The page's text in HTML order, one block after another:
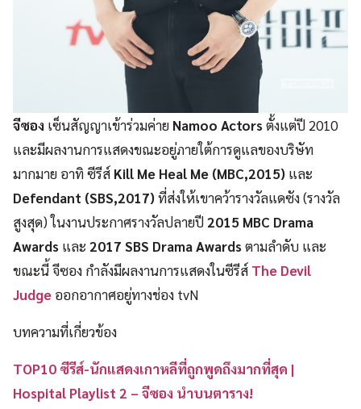
จีซอง เซ็นสัญญาเข้าร่วมค่าย Namoo Actorsตั้งแต่ปี 2010
และมีผลงานการแสดงขณะอยู่ภายใต้การดูแลของบริษัท
มากมาย อาทิ ซีรีส์ Kill Me Heal Me (MBC,2015) และ
Defendant (SBS,2017)ที่ส่งให้เขาคว้ารางวัลแดซัง (รางวัล
สูงสุด) ในงานประกาศรางวัลปลายปี 2015 MBC Drama
Awards และ 2017 SBS Drama Awardsตามลำดับ และ
ขณะนี้ จีซอง กำลังมีผลงานการแสดงในซีรีส์ The Devil
Judge ออกอากาศอยู่ทางช่อง tvN
บทความที่เกี่ยวข้อง
TOP10 ซีรีส์-นักแสดงเกาหลีที่ถูกพูดถึงมากที่สุด |
Hospital Playlist 2 – จีซอง นำบนตาราง!